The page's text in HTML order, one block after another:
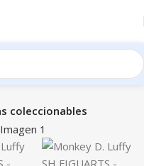
coleccionables